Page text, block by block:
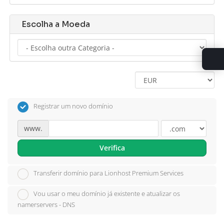
Escolha a Moeda
Registrar um novo domínio
www.
Verifica
Transferir domínio para Lionhost Premium Services
Vou usar o meu domínio já existente e atualizar os
namerservers - DNS